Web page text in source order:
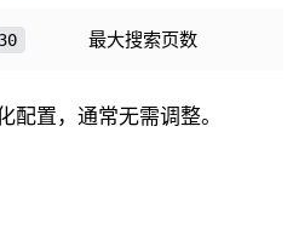
30 最大搜索页数
配置，通常无需调整。